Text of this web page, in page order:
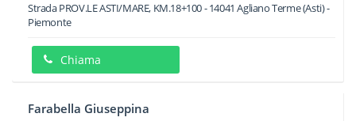
Strada PROV.LE ASTI/MARE, KM.18+100-14041 Agliano Terme(Asti) -
Piemonte
Chiama
Farabella Giuseppina